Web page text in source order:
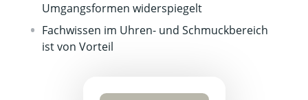
Umgangsformen widerspiegelt
Fachwissen im Uhren- und Schmuckbereich
ist von Vorteil